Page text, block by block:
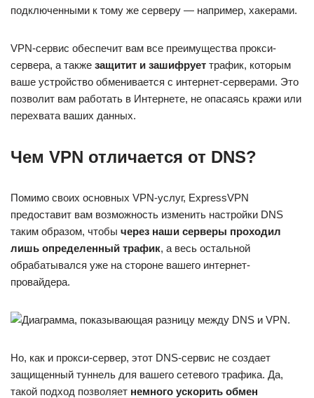
подключенными к тому же серверу — например, хакерами.
VPN-сервис обеспечит вам все преимущества прокси-
сервера, а также защитит и зашифрует трафик, которым
ваше устройство обменивается с интернет-серверами. Это
позволит вам работать в Интернете, не опасаясь кражи или
перехвата ваших данных.
Чем VPN отличается от DNS?
Помимо своих основных VPN-услуг, ExpressVPN
предоставит вам возможность изменить настройки DNS
таким образом, чтобы через наши серверы проходил
лишь определенный трафик, а весь остальной
обрабатывался уже на стороне вашего интернет-
провайдера.
Но, как и прокси-сервер, этот DNS-сервис не создает
защищенный туннель для вашего сетевого трафика. Да,
такой подход позволяет немного ускорить обмен